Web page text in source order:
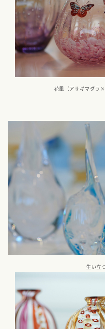
花風（アサギマダラ
生い立